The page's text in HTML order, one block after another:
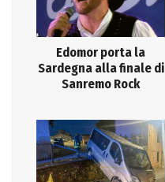
Edomor porta la
Sardegna alla finale di
Sanremo Rock